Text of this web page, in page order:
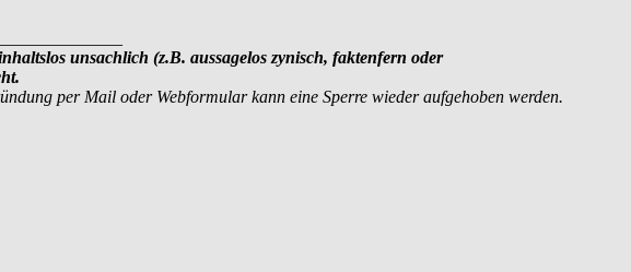
unsachlich (z.B. aussagelos zynisch, faktenfern oder
per Mail oder Webformular kann eine Sperre wieder aufgehoben werden.